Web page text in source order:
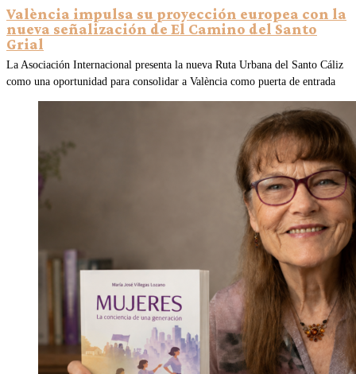
València impulsa su proyección europea con la
nueva señalización de El Camino del Santo
Grial
La Asociación Internacional presenta la nueva Ruta Urbana del Santo Cáliz
como una oportunidad para consolidar a València como puerta de entrada